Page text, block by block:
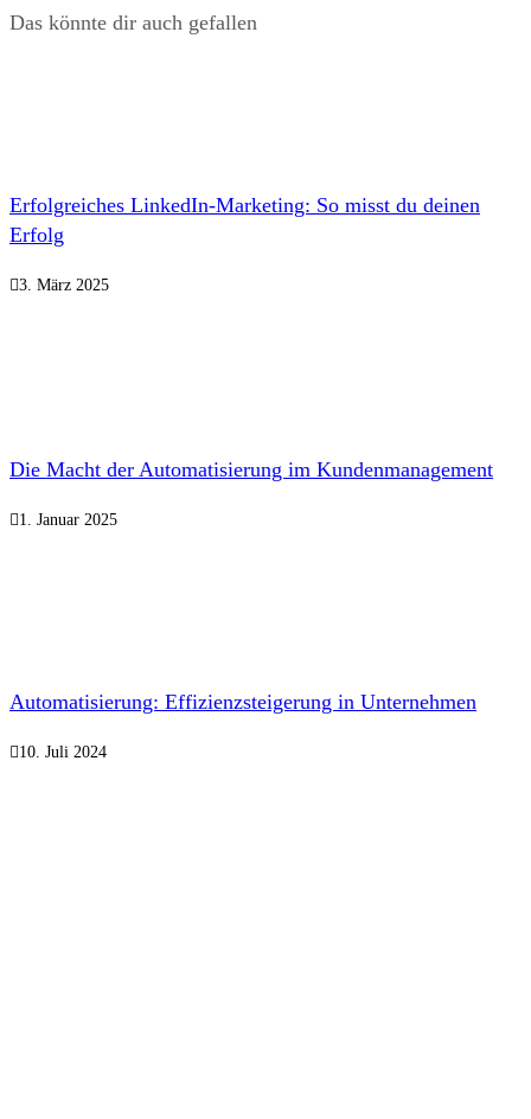
Das könnte dir auch gefallen
Erfolgreiches LinkedIn-Marketing: So misst du deinen
Erfolg
3. März 2025
Die Macht der Automatisierung im Kundenmanagement
1. Januar 2025
Automatisierung: Effizienzsteigerung in Unternehmen
10. Juli 2024